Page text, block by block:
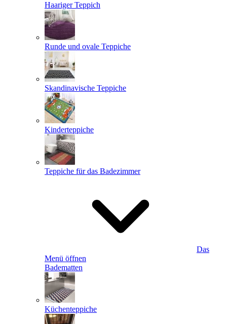
Haariger Teppich
Runde und ovale Teppiche
Skandinavische Teppiche
Kinderteppiche
Teppiche für das Badezimmer
Das
Menü öffnen
Badematten
Küchenteppiche